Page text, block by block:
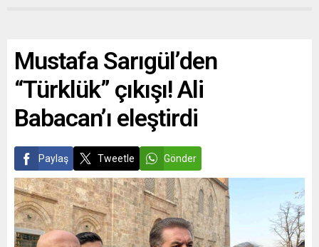
Mustafa Sarıgül’den
“Türklük” çıkışı! Ali
Babacan’ı eleştirdi
Paylaş Tweetle Gönder